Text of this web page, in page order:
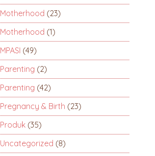
Motherhood (23)
Motherhood (1)
MPASI (49)
Parenting (2)
Parenting (42)
Pregnancy & Birth (23)
Produk (35)
Uncategorized (8)